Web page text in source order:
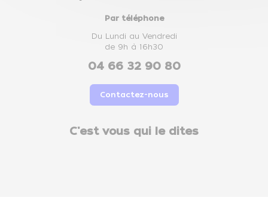
Par téléphone
Du Lundi au Vendredi
de 9h à 16h30
04 66 32 90 80
Contactez-nous
C'est vous qui le dites